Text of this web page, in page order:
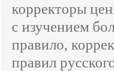
корректоры
с изучением
правило,
правил